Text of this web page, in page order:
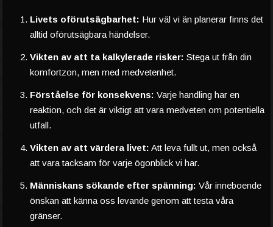
Livets oförutsägbarhet: Hur väl vi än planerar finns det
alltid oförutsägbara händelser.
Vikten av att ta kalkylerade risker: Stega ut från din
komfortzon, men med medvetenhet.
Förståelse för konsekvens: Varje handling har en
reaktion, och det är viktigt att vara medveten om potentiella
utfall.
Vikten av att värdera livet: Att leva fullt ut, men också
att vara tacksam för varje ögonblick vi har.
Människans sökande efter spänning: Vår inneboende
önskan att känna oss levande genom att testa våra
gränser.